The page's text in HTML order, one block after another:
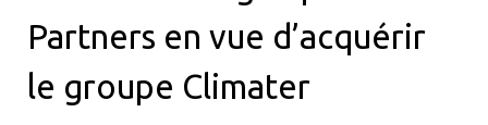
Partners en vue d’acquérir
le groupe Climater